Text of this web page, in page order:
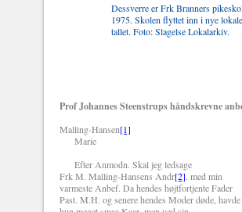
Dessverre er Frk Branners
1975. Skolen flyttet inn i nye
tallet. Foto: Slagelse Lokalarkiv.
Prof Johannes Steenstrups håndskrevne
Malling-Hansen[1]
Marie
Efter Anmodn. Skal jeg ledsage
Frk M. Malling-Hansens Andr[2]. med min
varmeste Anbef. Da hendes højtfortjente Fader
Past. M.H. og senere hendes Moder døde, havde